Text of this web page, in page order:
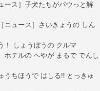
ース］子犬たちがパウっと解
ニュース］さいきょうの しん
！ しょうぼうの クルマ
ホテルの へやが まるで でんし
うちほうで はしる!! とっきゅ